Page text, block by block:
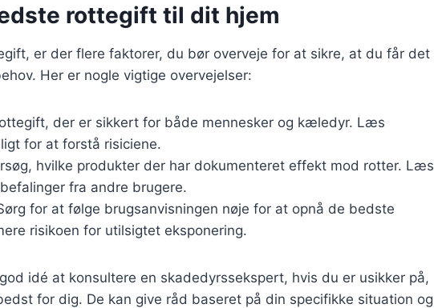
rottegift til dit hjem
er der flere faktorer, du bør overveje for at sikre, at du får det
Her er nogle vigtige overvejelser:
der er sikkert for både mennesker og kæledyr. Læs
for at forstå risiciene.
hvilke produkter der har dokumenteret effekt mod rotter. Læs
fra andre brugere.
for at følge brugsanvisningen nøje for at opnå de bedste
risikoen for utilsigtet eksponering.
idé at konsultere en skadedyrssekspert, hvis du er usikker på,
for dig. De kan give råd baseret på din specifikke situation og